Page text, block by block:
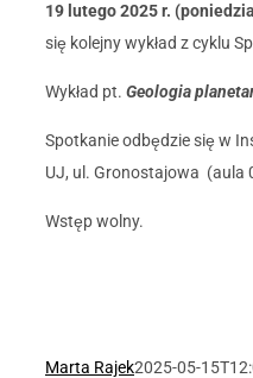
19 lutego 2025 r.
się kolejny wykład z cyklu
Wykład pt. Geologia
Spotkanie odbędzie się w
UJ, ul. Gronostajowa (aula
Wstęp wolny.
Marta Rajek2025-05-